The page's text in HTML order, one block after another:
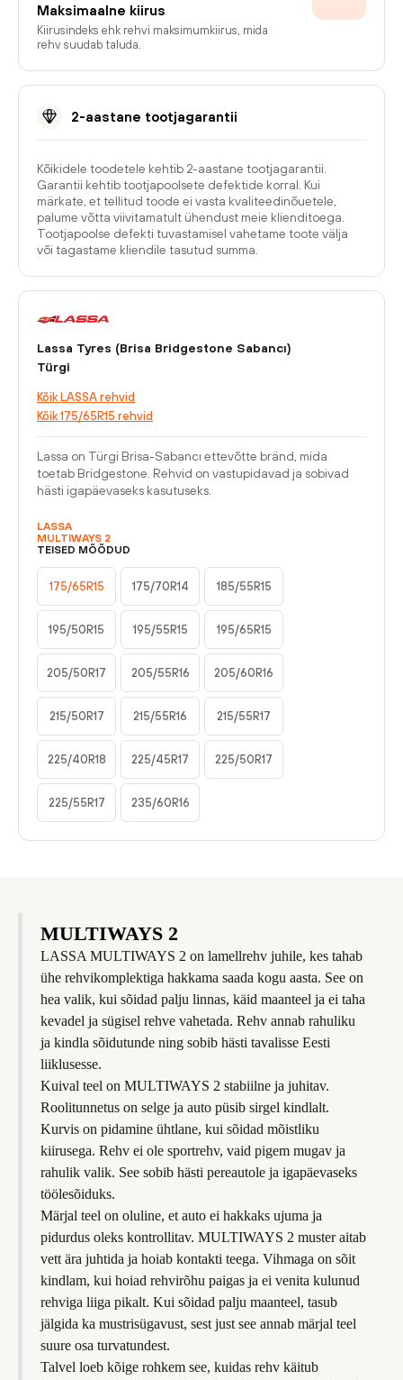
Maksimaalne kiirus
Kiirusindeks ehk rehvi maksimumkiirus, mida
rehv suudab taluda.
2-aastane tootjagarantii
Kõikidele toodetele kehtib 2-aastane tootjagarantii.
Garantii kehtib tootjapoolsete defektide korral. Kui
märkate, et tellitud toode ei vasta kvaliteedinõuetele,
palume võtta viivitamatult ühendust meie klienditoega.
Tootjapoolse defekti tuvastamisel vahetame toote välja
või tagastame kliendile tasutud summa.
Lassa Tyres (Brisa Bridgestone Sabancı)
Türgi
Kõik LASSA rehvid
Kõik 175/65R15 rehvid
Lassa on Türgi Brisa-Sabancı ettevõtte bränd, mida
toetab Bridgestone. Rehvid on vastupidavad ja sobivad
hästi igapäevaseks kasutuseks.
LASSA
MULTIWAYS 2
TEISED MÕÕDUD
175/65R15 175/70R14 185/55R15
195/50R15 195/55R15 195/65R15
205/50R17 205/55R16 205/60R16
215/50R17 215/55R16 215/55R17
225/40R18 225/45R17 225/50R17
225/55R17 235/60R16
MULTIWAYS 2
LASSA MULTIWAYS 2 on lamellrehv juhile, kes tahab
ühe rehvikomplektiga hakkama saada kogu aasta. See on
hea valik, kui sõidad palju linnas, käid maanteel ja ei taha
kevadel ja sügisel rehve vahetada. Rehv annab rahuliku
ja kindla sõidutunde ning sobib hästi tavalisse Eesti
liiklusesse.
Kuival teel on MULTIWAYS 2 stabiilne ja juhitav.
Roolitunnetus on selge ja auto püsib sirgel kindlalt.
Kurvis on pidamine ühtlane, kui sõidad mõistliku
kiirusega. Rehv ei ole sportrehv, vaid pigem mugav ja
rahulik valik. See sobib hästi pereautole ja igapäevaseks
töölesõiduks.
Märjal teel on oluline, et auto ei hakkaks ujuma ja
pidurdus oleks kontrollitav. MULTIWAYS 2 muster aitab
vett ära juhtida ja hoiab kontakti teega. Vihmaga on sõit
kindlam, kui hoiad rehvirõhu paigas ja ei venita kulunud
rehviga liiga pikalt. Kui sõidad palju maanteel, tasub
jälgida ka mustrisügavust, sest just see annab märjal teel
suure osa turvatundest.
Talvel loeb kõige rohkem see, kuidas rehv käitub